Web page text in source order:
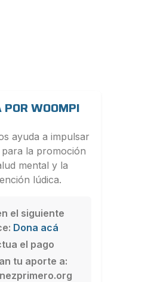
POR WOOMPI
ayuda a impulsar
la promoción
mental y la
lúdica.
el siguiente
Dona acá
el pago
tu aporte a: